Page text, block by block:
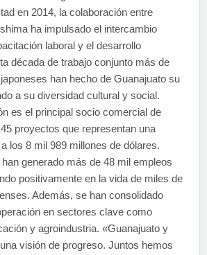
en 2014, la colaboración entre
ha impulsado el intercambio
laboral y el desarrollo
década de trabajo conjunto más de
han hecho de Guanajuato su
a su diversidad cultural y social.
es el principal socio comercial de
proyectos que representan una
los 8 mil 989 millones de dólares.
generado más de 48 mil empleos
positivamente en la vida de miles de
Además, se han consolidado
en sectores clave como
y agroindustria. «Guanajuato y
visión de progreso. Juntos hemos